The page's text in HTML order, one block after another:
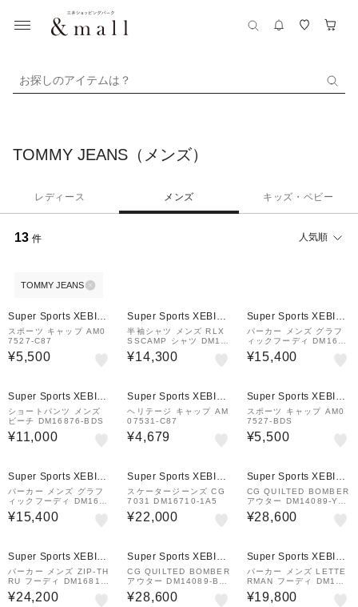
お探しのアイテムは？
TOMMY JEANS（メンズ）
レディース メンズ キッズ・ベビー
13 件 人気順
TOMMY JEANS
Super Sports XEBIO
&mall店
スポーツ キャップ AM0
7527-C87
¥5,500
Super Sports XEBIO
&mall店
半袖シャツ メンズ RLX
SSCAMP シャツ DM16
603-C87
¥14,300
Super Sports XEBIO
&mall店
パーカー メンズ グラフ
ィックフーディ DM1679
2-C87
¥15,400
Super Sports XEBIO
&mall店
ショートパンツ メンズ
ビーチ DM16876-BDS
¥11,000
Super Sports XEBIO
&mall店
ヘリテージ キャップ AM
07531-C87
¥4,679
Super Sports XEBIO
&mall店
スポーツ キャップ AM0
7527-BDS
¥5,500
Super Sports XEBIO
&mall店
パーカー メンズ グラフ
ィックフーディ DM1679
2-PJ4
¥15,400
Super Sports XEBIO
&mall店
スケータージーンズ CG
7031 DM16710-1A5
¥22,000
Super Sports XEBIO
&mall店
CG QUILTED BOMBER
アウター DM14089-YB
H
¥28,600
Super Sports XEBIO
&mall店
パーカー メンズ ZIP-TH
RU フーディ DM16817-
DW5
¥24,200
Super Sports XEBIO
&mall店
CG QUILTED BOMBER
アウター DM14089-BD
S
¥28,600
Super Sports XEBIO
&mall店
パーカー メンズ LETTE
RMAN フーディ DM168
10-DW5
¥19,800